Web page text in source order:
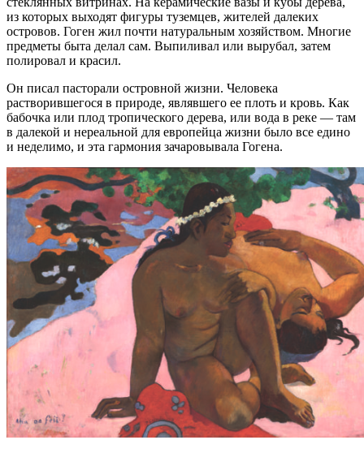
из которых выходят фигуры туземцев, жителей далеких
островов. Гоген жил почти натуральным хозяйством. Многие
предметы быта делал сам. Выпиливал или вырубал, затем
полировал и красил.
Он писал пасторали островной жизни. Человека
растворившегося в природе, являвшего ее плоть и кровь. Как
бабочка или плод тропического дерева, или вода в реке — там
в далекой и нереальной для европейца жизни было все едино
и неделимо, и эта гармония зачаровывала Гогена.